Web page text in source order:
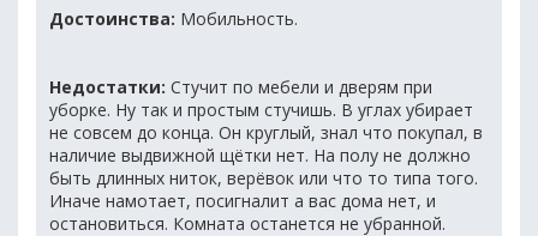
Достоинства: Мобильность.
Недостатки: Стучит по мебели и дверям при
уборке. Ну так и простым стучишь. В углах убирает
не совсем до конца. Он круглый, знал что покупал, в
наличие выдвижной щётки нет. На полу не должно
быть длинных ниток, верёвок или что то типа того.
Иначе намотает, посигналит а вас дома нет, и
остановиться. Комната останется не убранной.